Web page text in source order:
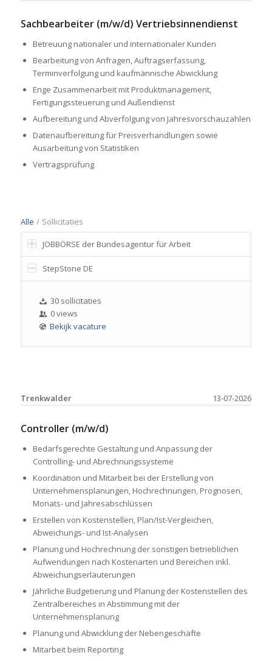
Sachbearbeiter (m/w/d) Vertriebsinnendienst
Betreuung nationaler und internationaler Kunden
Bearbeitung von Anfragen, Auftragserfassung,
Terminverfolgung und kaufmännische Abwicklung
Enge Zusammenarbeit mit Produktmanagement,
Fertigungssteuerung und Außendienst
Aufbereitung und Abverfolgung von Jahresvorschauzahlen
Datenaufbereitung für Preisverhandlungen sowie
Ausarbeitung von Statistiken
Vertragsprüfung
Alle / Sollicitaties
JOBBÖRSE der Bundesagentur für Arbeit
StepStone DE
30 sollicitaties
0 views
Bekijk vacature
13-07-2026
Trenkwalder
Controller (m/w/d)
Bedarfsgerechte Gestaltung und Anpassung der
Controlling- und Abrechnungssysteme
Koordination und Mitarbeit bei der Erstellung von
Unternehmensplanungen, Hochrechnungen, Prognosen,
Monats- und Jahresabschlüssen
Erstellen von Kostenstellen, Plan/Ist-Vergleichen,
Abweichungs- und Ist-Analysen
Planung und Hochrechnung der sonstigen betrieblichen
Aufwendungen nach Kostenarten und Bereichen inkl.
Abweichungserläuterungen
Jährliche Budgetierung und Planung der Kostenstellen des
Zentralbereiches in Abstimmung mit der
Unternehmensplanung
Planung und Abwicklung der Nebengeschäfte
Mitarbeit beim Reporting